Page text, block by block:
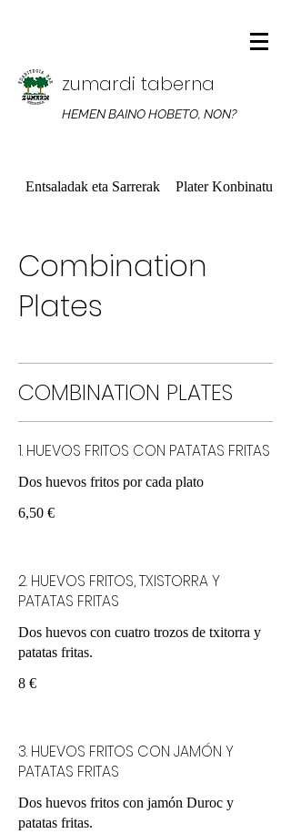
zumardi taberna
HEMEN BAINO HOBETO, NON?
Entsaladak eta Sarrerak Plater Konbinatuak
Combination
Plates
COMBINATION PLATES
1. HUEVOS FRITOS CON PATATAS FRITAS
Dos huevos fritos por cada plato
6,50 €
2. HUEVOS FRITOS, TXISTORRA Y
PATATAS FRITAS
Dos huevos con cuatro trozos de txitorra y
patatas fritas.
8 €
3. HUEVOS FRITOS CON JAMÓN Y
PATATAS FRITAS
Dos huevos fritos con jamón Duroc y
patatas fritas.